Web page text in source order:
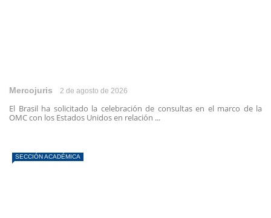
Mercojuris 2 de agosto de 2026
El Brasil ha solicitado la celebración de consultas en el marco de la
OMC con los Estados Unidos en relación ...
SECCIÓN ACADÉMICA